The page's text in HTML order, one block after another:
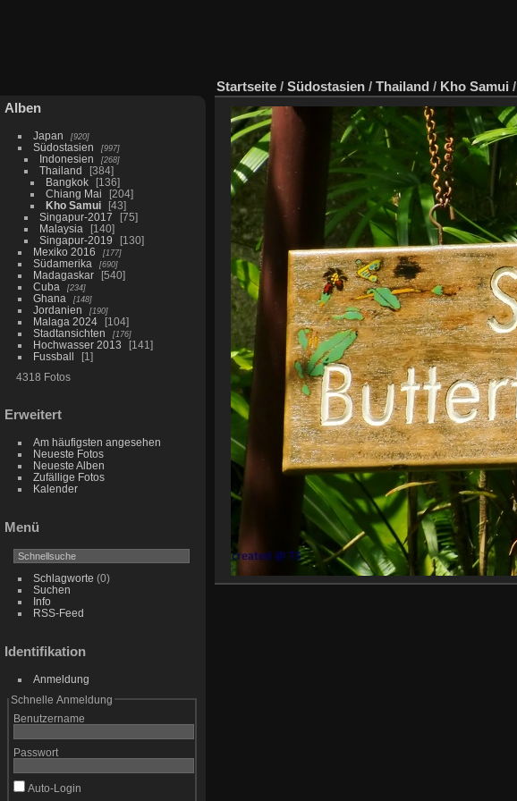
Alben
Japan 920
Südostasien 997
Indonesien 268
Thailand
384
Bangkok
136
Chiang Mai
204
Kho Samui
43
Singapur-2017
75
Malaysia
140
Singapur-2019
130
Mexiko 2016
177
Südamerika 690
Madagaskar
540
Cuba
234
Ghana 148
Jordanien 190
Malaga 2024
104
Stadtansichten
176
Hochwasser 2013
141
Fussball
1
4318 Fotos
Erweitert
Am häufigsten angesehen
Neueste Fotos
Neueste Alben
Zufällige Fotos
Kalender
Menü
Schlagworte (0)
Suchen
Info
RSS-Feed
Identifikation
Anmeldung
Schnelle Anmeldung
Benutzername
Passwort
Auto-Login
Startseite / Südostasien / Thailand / Kho Samui /